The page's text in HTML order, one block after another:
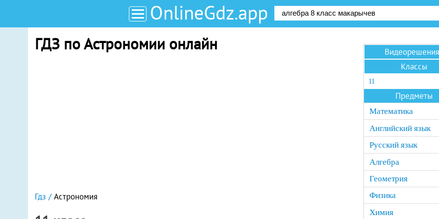
OnlineGdz.app
ГДЗ по Астрономии онлайн
Гдз Астрономия
Видеорешения
Классы
11
Предметы
Математика
Английский язык
Русский язык
Алгебра
Геометрия
Физика
Химия